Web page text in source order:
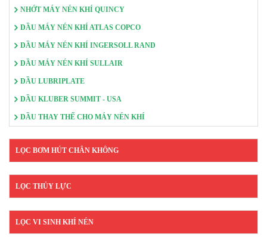
NHỚT MÁY NÉN KHÍ QUINCY
DẦU MÁY NÉN KHÍ ATLAS COPCO
DẦU MÁY NÉN KHÍ INGERSOLL RAND
DẦU MÁY NÉN KHÍ SULLAIR
DẦU LUBRIPLATE
DẦU KLUBER SUMMIT - USA
DẦU THAY THẾ CHO MÁY NÉN KHÍ
LỌC BƠM HÚT CHÂN KHÔNG
LỌC THỦY LỰC
LỌC VI SINH KHÍ NÉN